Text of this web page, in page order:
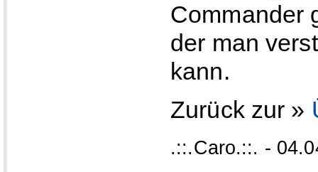
Commander
der man
kann.
Zurück zur »
.::.Caro.::. -